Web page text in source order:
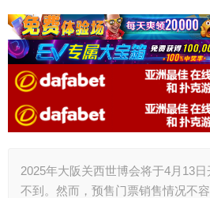
2025年大阪关西世博会将于4月13
不到。然而，预售门票销售情况不